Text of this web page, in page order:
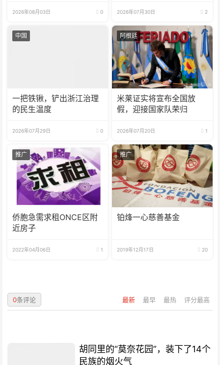
2026年08月03日 0 2026年07月30日 2
中国
一把铁锹，铲出浙江治理
的民生温度
2026年07月29日 0
阿根廷
米莱证实将宣布全国放
假，迎接国家队荣归
2026年07月20日 1
推广
侨胞急需求租ONCE区附
近房子
2022年04月06日 1
推广
铂烽一心慈善基金
2019年12月17日 20
最新 最早 最热 评分最高
0条评论
胡同里的“莫奈花园”，装下了14个
民族的烟火气